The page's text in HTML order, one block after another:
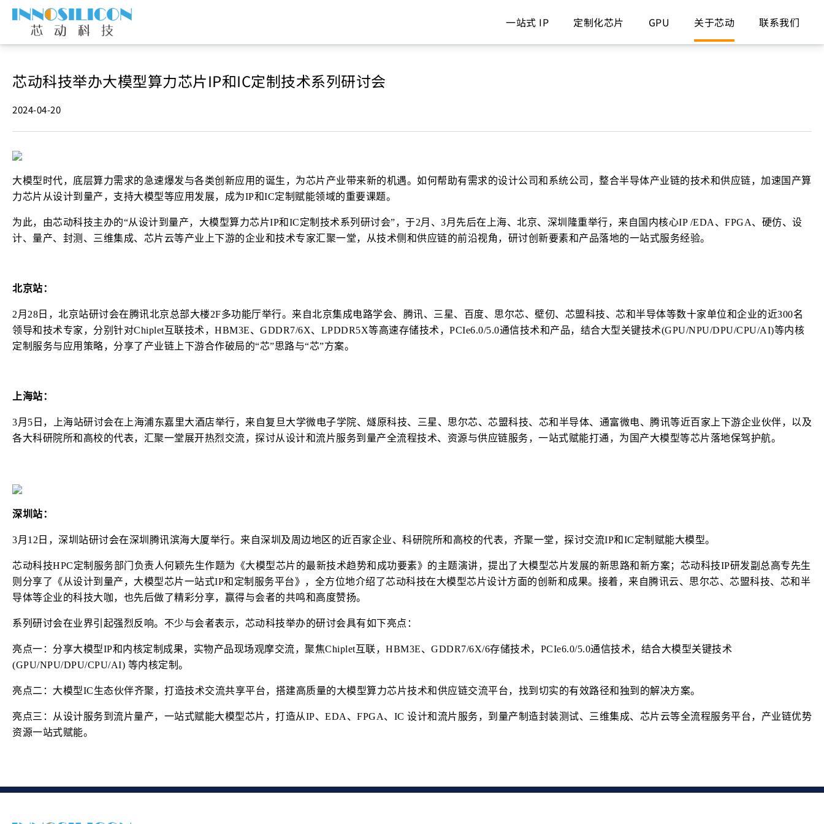
一站式 IP 定制化芯片 GPU 关于芯动 联系我们
芯动科技举办大模型算力芯片IP和IC定制技术系列研讨会
2024-04-20
大模型时代，底层算力需求的急速爆发与各类创新应用的诞生，为芯片产业带来新的机遇。如何帮助有需求的设计公司和系统公司，整合半导体产业链的技术和供应链，加速国产算
力芯片从设计到量产，支持大模型等应用发展，成为IP和IC定制赋能领域的重要课题。
为此，由芯动科技主办的“从设计到量产，大模型算力芯片IP和IC定制技术系列研讨会”，于2月、3月先后在上海、北京、深圳隆重举行，来自国内核心IP /EDA、FPGA、硬仿、设
计、量产、封测、三维集成、芯片云等产业上下游的企业和技术专家汇聚一堂，从技术侧和供应链的前沿视角，研讨创新要素和产品落地的一站式服务经验。
北京站：
2月28日，北京站研讨会在腾讯北京总部大楼2F多功能厅举行。来自北京集成电路学会、腾讯、三星、百度、思尔芯、壁仞、芯盟科技、芯和半导体等数十家单位和企业的近300名
领导和技术专家，分别针对Chiplet互联技术，HBM3E、GDDR7/6X、LPDDR5X等高速存储技术，PCIe6.0/5.0通信技术和产品，结合大型关键技术(GPU/NPU/DPU/CPU/AI)等内核
定制服务与应用策略，分享了产业链上下游合作破局的“芯”思路与“芯”方案。
上海站：
3月5日，上海站研讨会在上海浦东嘉里大酒店举行，来自复旦大学微电子学院、燧原科技、三星、思尔芯、芯盟科技、芯和半导体、通富微电、腾讯等近百家上下游企业伙伴，以及
各大科研院所和高校的代表，汇聚一堂展开热烈交流，探讨从设计和流片服务到量产全流程技术、资源与供应链服务，一站式赋能打通，为国产大模型等芯片落地保驾护航。
深圳站：
3月12日，深圳站研讨会在深圳腾讯滨海大厦举行。来自深圳及周边地区的近百家企业、科研院所和高校的代表，齐聚一堂，探讨交流IP和IC定制赋能大模型。
芯动科技HPC定制服务部门负责人何颖先生作题为《大模型芯片的最新技术趋势和成功要素》的主题演讲，提出了大模型芯片发展的新思路和新方案；芯动科技IP研发副总高专先生
则分享了《从设计到量产，大模型芯片一站式IP和定制服务平台》，全方位地介绍了芯动科技在大模型芯片设计方面的创新和成果。接着，来自腾讯云、思尔芯、芯盟科技、芯和半
导体等企业的科技大咖，也先后做了精彩分享，赢得与会者的共鸣和高度赞扬。
系列研讨会在业界引起强烈反响。不少与会者表示，芯动科技举办的研讨会具有如下亮点：
亮点一：分享大模型IP和内核定制成果，实物产品现场观摩交流， 聚焦Chiplet互联，HBM3E、GDDR7/6X/6存储技术，PCIe6.0/5.0通信技术，结合大模型关键技术
(GPU/NPU/DPU/CPU/AI) 等内核定制。
亮点二：大模型IC生态伙伴齐聚，打造技术交流共享平台， 搭建高质量的大模型算力芯片技术和供应链交流平台，找到切实的有效路径和独到的解决方案。
亮点三：从设计服务到流片量产，一站式赋能大模型芯片， 打造从IP、EDA、FPGA、IC 设计和流片服务，到量产制造封装测试、三维集成、芯片云等全流程服务平台，产业链优势
资源一站式赋能。